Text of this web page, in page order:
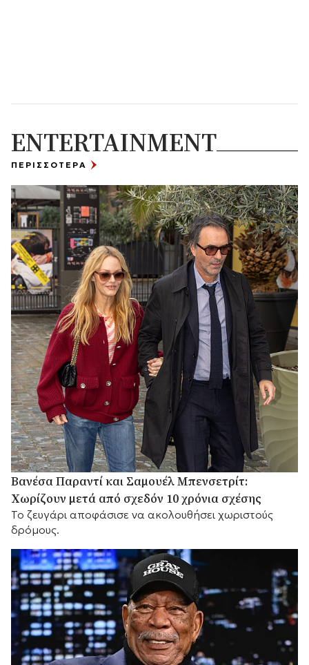
ENTERTAINMENT
ΠΕΡΙΣΣΟΤΕΡΑ
Βανέσα Παραντί και Σαμουέλ Μπενσετρίτ:
Χωρίζουν μετά από σχεδόν 10 χρόνια σχέσης
Το ζευγάρι αποφάσισε να ακολουθήσει χωριστούς
δρόμους.